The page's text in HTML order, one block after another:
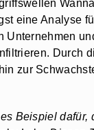
eine Analyse
Durch
zur
Beispiel